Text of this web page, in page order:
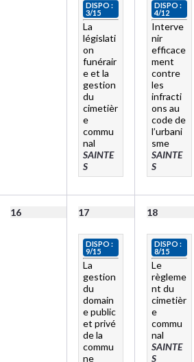
DISPO :
3/15
La
législati
on
funérair
e et la
gestion
du
cimetièr
e
commu
nal
SAINTE
S
DISPO :
4/12
Interve
nir
efficace
ment
contre
les
infracti
ons au
code de
l’urbani
sme
SAINTE
S
16 17
DISPO :
9/15
La
gestion
du
domain
e public
et privé
de la
commu
ne
18
DISPO :
8/15
Le
règleme
nt du
cimetièr
e
commu
nal
SAINTE
S